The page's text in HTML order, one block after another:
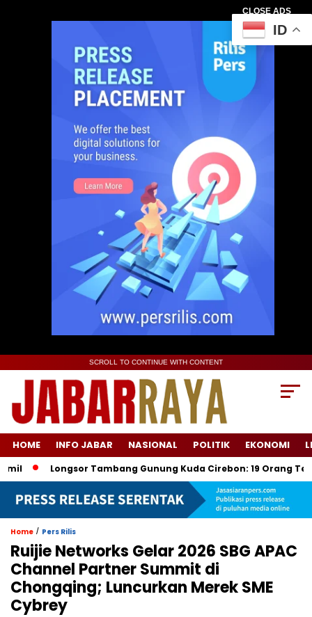
CLOSE ADS
SCROLL TO CONTINUE WITH CONTENT
HOME INFO JABAR NASIONAL POLITIK EKONOMI
Longsor Tambang Gunung Kuda Cirebon: 19 Orang Tewas,
Home / Pers Rilis
Ruijie Networks Gelar 2026 SBG APAC
Channel Partner Summit di
Chongqing; Luncurkan Merek SME
Cybrey
ID